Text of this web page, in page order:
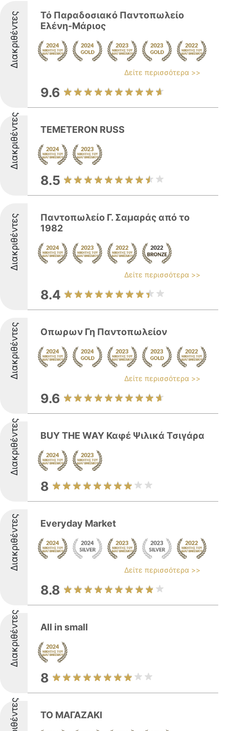
Διακριθέντες
Τό Παραδοσιακό Παντοπωλείο
Ελένη-Μάριος
Δείτε περισσότερα >>
9.6
Διακριθέντες TEMETERON RUSS
8.5
Διακριθέντες
Παντοπωλείο Γ. Σαμαράς από το
1982
Δείτε περισσότερα >>
8.4
Διακριθέντες Οπωρων Γη Παντοπωλείον
Δείτε περισσότερα >>
9.6
Διακριθέντες BUY ΤΗΕ WAY Καφέ Ψιλικά Τσιγάρα
8
Διακριθέντες Everyday Market
Δείτε περισσότερα >>
8.8
Διακριθέντες All in small
8
ΤΟ ΜΑΓΑΖΑΚΙ